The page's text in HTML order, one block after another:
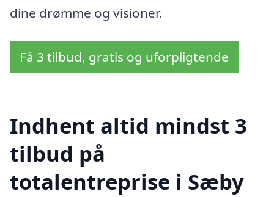
dine drømme og visioner.
Få 3 tilbud, gratis og uforpligtende
Indhent altid mindst 3
tilbud på
totalentreprise i Sæby